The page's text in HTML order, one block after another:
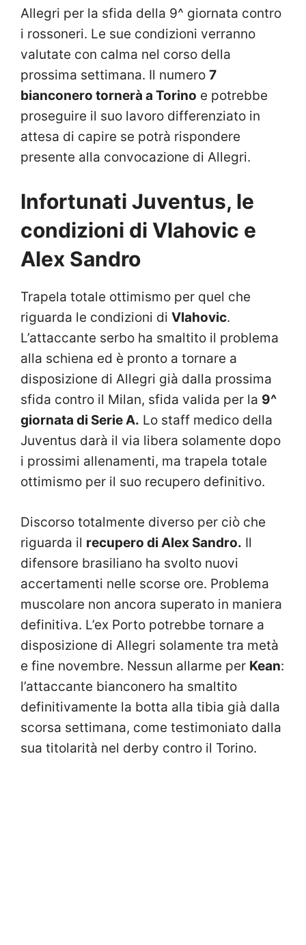
Allegri per la sfida della 9^ giornata contro
i rossoneri. Le sue condizioni verranno
valutate con calma nel corso della
prossima settimana. Il numero 7
bianconero tornerà a Torino e potrebbe
proseguire il suo lavoro differenziato in
attesa di capire se potrà rispondere
presente alla convocazione di Allegri.
Infortunati Juventus, le
condizioni di Vlahovic e
Alex Sandro
Trapela totale ottimismo per quel che
riguarda le condizioni di Vlahovic.
L’attaccante serbo ha smaltito il problema
alla schiena ed è pronto a tornare a
disposizione di Allegri già dalla prossima
sfida contro il Milan, sfida valida per la 9^
giornata di Serie A. Lo staff medico della
Juventus darà il via libera solamente dopo
i prossimi allenamenti, ma trapela totale
ottimismo per il suo recupero definitivo.
Discorso totalmente diverso per ciò che
riguarda il recupero di Alex Sandro. Il
difensore brasiliano ha svolto nuovi
accertamenti nelle scorse ore. Problema
muscolare non ancora superato in maniera
definitiva. L’ex Porto potrebbe tornare a
disposizione di Allegri solamente tra metà
e fine novembre. Nessun allarme per Kean:
l’attaccante bianconero ha smaltito
definitivamente la botta alla tibia già dalla
scorsa settimana, come testimoniato dalla
sua titolarità nel derby contro il Torino.